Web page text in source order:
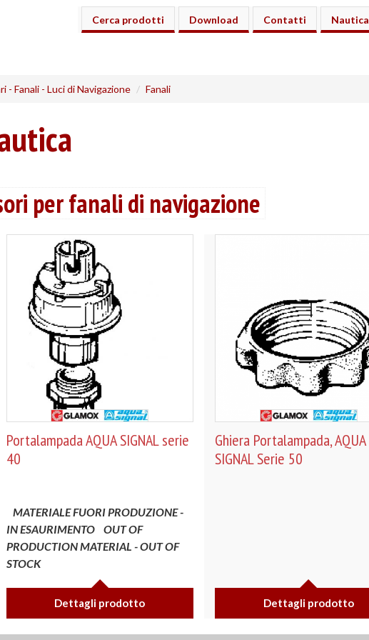
Cerca prodotti Download Contatti Nautica
- Fanali - Luci di Navigazione Fanali
per fanali di navigazione
Portalampada AQUA SIGNAL serie
40
MATERIALE FUORI PRODUZIONE -
IN ESAURIMENTO
OUT OF
PRODUCTION MATERIAL - OUT OF
STOCK
Dettagli prodotto
Ghiera Portalampada, AQUA
SIGNAL Serie 50
Dettagli prodotto